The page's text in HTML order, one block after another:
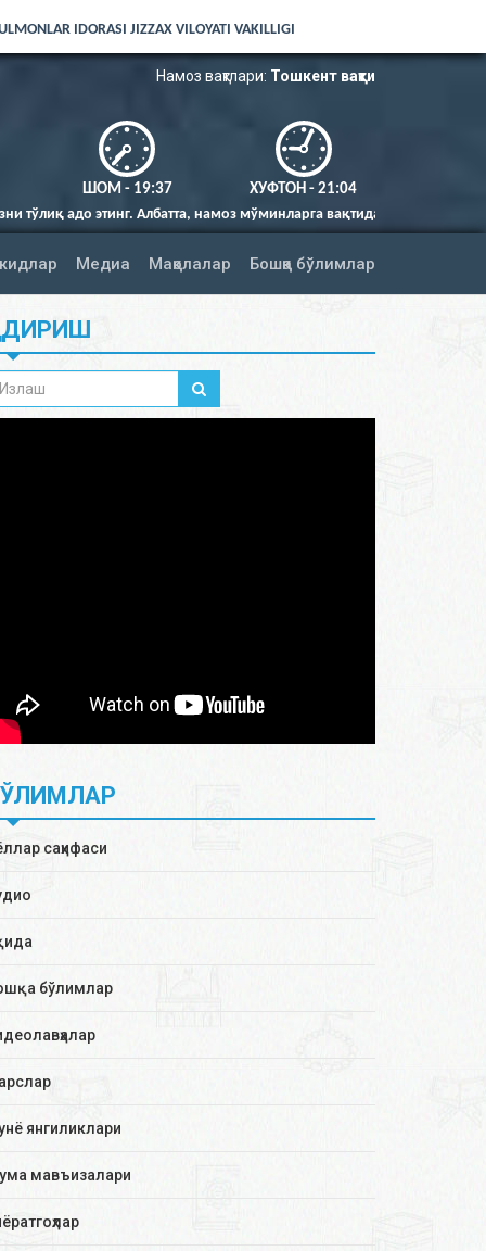
IDORASI JIZZAX VILOYATI VAKILLIGI
Намоз вақтлари: Тошкент вақти
ШОМ - 19:37
ХУФТОН - 21:04
Албатта, намоз мўминларга вақтида фарз қилингандир (Нисо сураси
Медиа Мақолалар Бошқа бўлимлар
саҳифаси
бўлимлар
янгиликлари
мавъизалари